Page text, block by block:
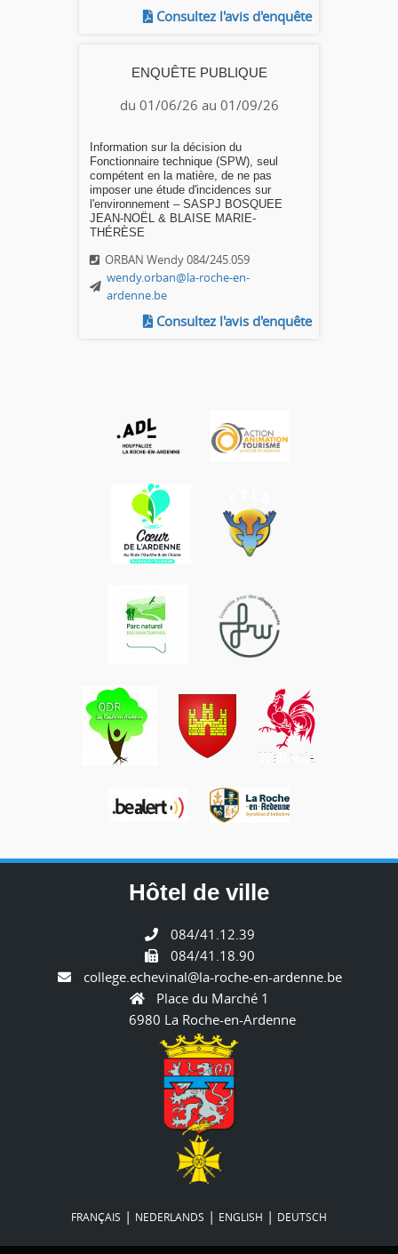
Consultez l'avis d'enquête
ENQUÊTE PUBLIQUE
du 01/06/26 au 01/09/26
Information sur la décision du
Fonctionnaire technique (SPW), seul
compétent en la matière, de ne pas
imposer une étude d'incidences sur
l'environnement – SASPJ BOSQUEE
JEAN-NOËL & BLAISE MARIE-
THÉRÈSE
ORBAN Wendy 084/245.059
wendy.orban@la-roche-en-
ardenne.be
Consultez l'avis d'enquête
Hôtel de ville
084/41.12.39
084/41.18.90
college.echevinal@la-roche-en-ardenne.be
Place du Marché 1
6980 La Roche-en-Ardenne
FRANÇAIS | NEDERLANDS | ENGLISH | DEUTSCH